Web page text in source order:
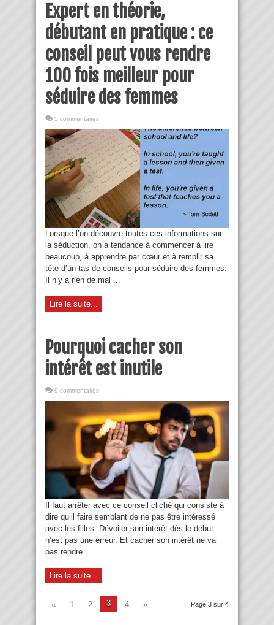
Expert en théorie,
débutant en pratique : ce
conseil peut vous rendre
100 fois meilleur pour
séduire des femmes
5 commentaires
Lorsque l’on découvre toutes ces informations sur
la séduction, on a tendance à commencer à lire
beaucoup, à apprendre par cœur et à remplir sa
tête d’un tas de conseils pour séduire des femmes.
Il n’y a rien de mal ...
Lire la suite...
Pourquoi cacher son
intérêt est inutile
9 commentaires
Il faut arrêter avec ce conseil cliché qui consiste à
dire qu’il faire semblant de ne pas être intéressé
avec les filles. Dévoiler son intérêt dès le début
n’est pas une erreur. Et cacher son intérêt ne va
pas rendre ...
Lire la suite...
Page 3 sur 4
« 1 2 3 4 »